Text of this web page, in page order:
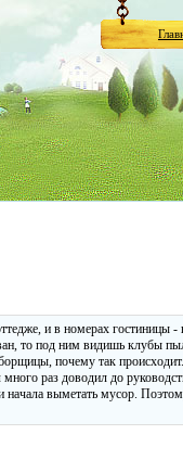
и в номерах гостиницы -
то под ним видишь клубы
почему так
раз доводил до
начала выметать мусор.